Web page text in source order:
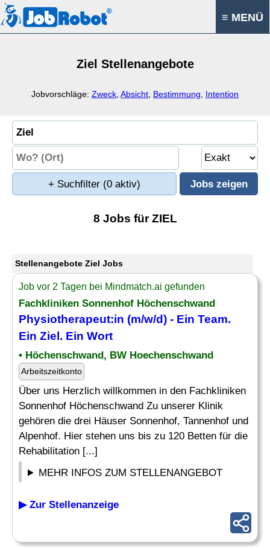
≡ MENÜ
Ziel Stellenangebote
Jobvorschläge: Zweck Absicht Bestimmung Intention
+ Suchfilter (0 aktiv)
8 Jobs für ZIEL
Stellenangebote Ziel Jobs
Job vor 2 Tagen bei Mindmatch.ai gefunden
Fachkliniken Sonnenhof Höchenschwand
Physiotherapeut:in (m/w/d) - Ein Team.
Ein Ziel . Ein Wort
• Höchenschwand, BW Hoechenschwand
Arbeitszeitkonto
Über uns Herzlich willkommen in den Fachkliniken
Sonnenhof Höchenschwand Zu unserer Klinik
gehören die drei Häuser Sonnenhof, Tannenhof und
Alpenhof. Hier stehen uns bis zu 120 Betten für die
Rehabilitation [...]
MEHR INFOS ZUM STELLENANGEBOT
▶ Zur Stellenanzeige